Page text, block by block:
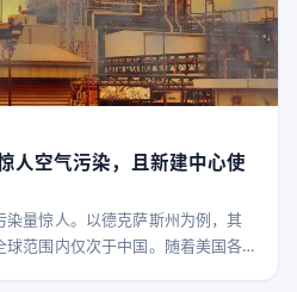
人空气污染，且新建中心使
量惊人。以德克萨斯州为例，其
范围内仅次于中国。随着美国各